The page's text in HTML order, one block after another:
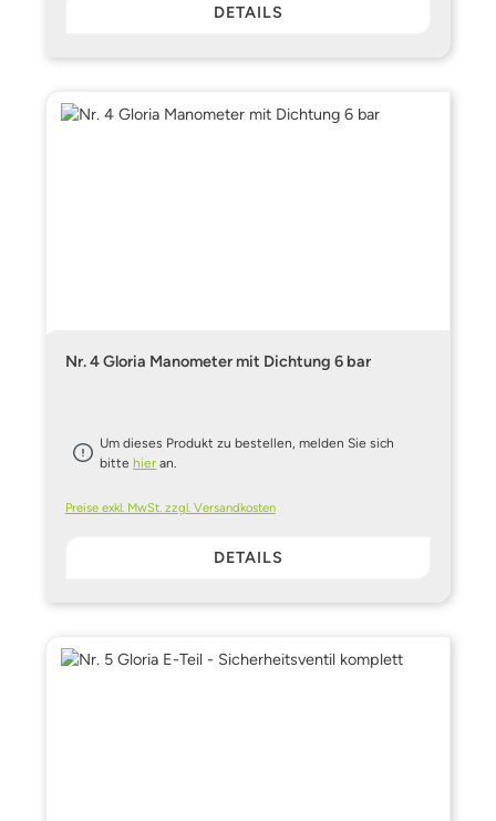
DETAILS
Nr. 4 Gloria Manometer mit Dichtung 6 bar
Um dieses Produkt zu bestellen, melden Sie sich
bittehier an.
Preise exkl. MwSt. zzgl. Versandkosten
DETAILS